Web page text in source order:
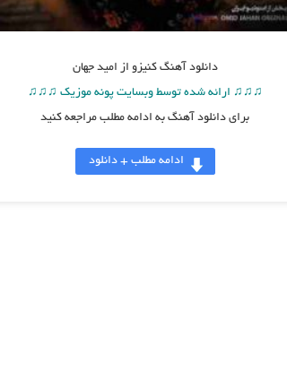
دانلود آهنگ کنیزو از امید جهان
♫♫♫ ارائه شده توسط وبسایت پونه موزیک ♫♫♫
برای دانلود آهنگ به ادامه مطلب مراجعه کنید
ادامه مطلب + دانلود